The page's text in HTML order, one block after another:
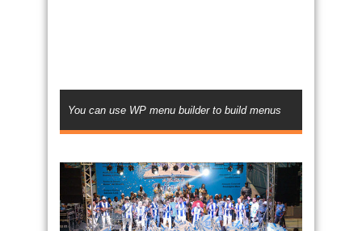
You can use WP menu builder to build menus